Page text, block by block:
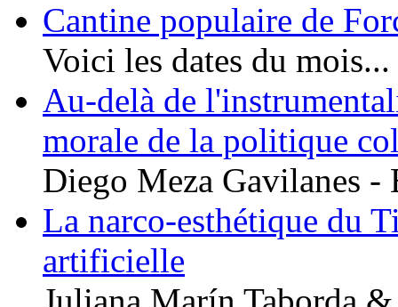
Cantine populaire de
Voici les dates du mois...
Au-delà de
morale de la politique
Diego Meza Gavilanes -
La narco-esthétique du
artificielle